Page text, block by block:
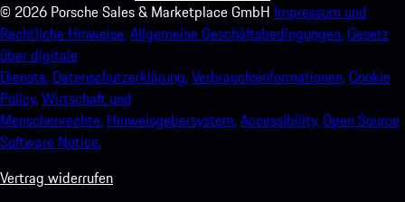
© 2026 Porsche Sales & Marketplace GmbH Impressum und
Rechtliche Hinweise.Allgemeine Geschäftsbedingungen.Gesetz
über digitale
Dienste. Datenschutzerklärung.Verbrauchsinformationen.Cookie
Policy.Wirtschaft und
Menschenrechte. Hinweisgebersystem.Accessibility.Open Source
Software Notice.
Vertrag widerrufen